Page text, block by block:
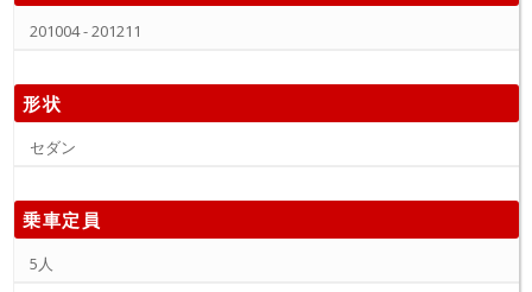
201004 - 201211
形状
セダン
乗車定員
5人